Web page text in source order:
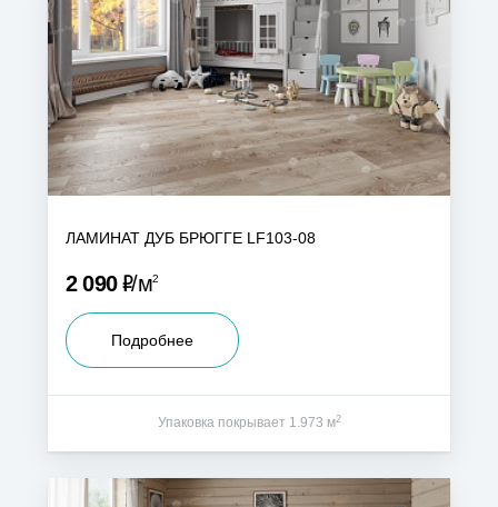
ЛАМИНАТ ДУБ БРЮГГЕ LF103-08
2 090Р м2
Подробнее
Упаковка покрывает 1.973 м2